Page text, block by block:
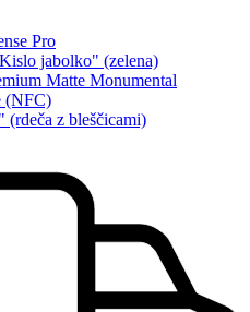
Pro
jabolko" (zelena)
Matte Monumental
(NFC)
(rdeča z bleščicami)